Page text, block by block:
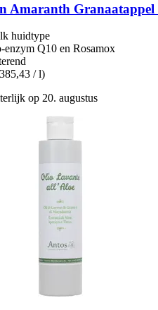
Amaranth Granaatappel
huidtype
enzym Q10 en Rosamox
/ l)
op 20. augustus